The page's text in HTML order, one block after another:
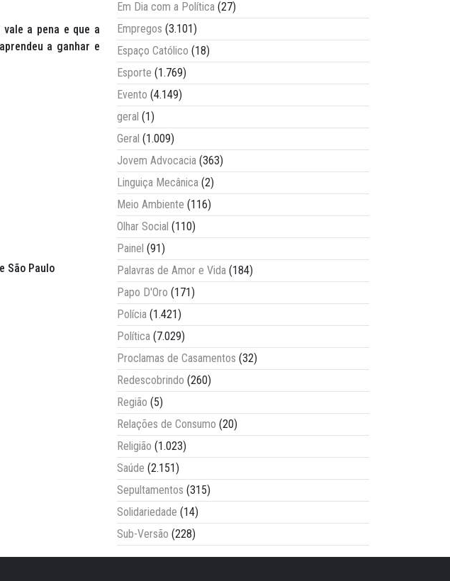
a pena e que a
a ganhar e
São Paulo
Em Dia com a Política (27)
Empregos (3.101)
Espaço Católico (18)
Esporte (1.769)
Evento (4.149)
geral (1)
Geral (1.009)
Jovem Advocacia (363)
Linguiça Mecânica (2)
Meio Ambiente (116)
Olhar Social (110)
Painel (91)
Palavras de Amor e Vida (184)
Papo D'Oro (171)
Polícia (1.421)
Política (7.029)
Proclamas de Casamentos (32)
Redescobrindo (260)
Região (5)
Relações de Consumo (20)
Religião (1.023)
Saúde (2.151)
Sepultamentos (315)
Solidariedade (14)
Sub-Versão (228)